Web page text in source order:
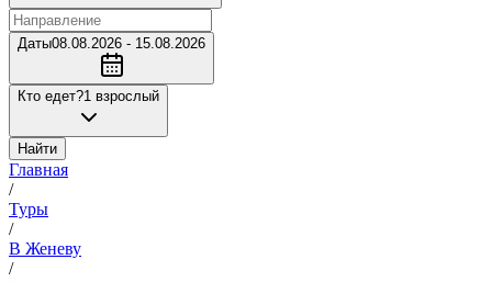
Даты08.08.2026 - 15.08.2026
Кто едет?1 взрослый
Найти
Главная
/
Туры
/
В Женеву
/